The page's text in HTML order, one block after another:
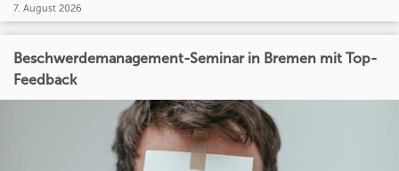
7. August 2026
Beschwerdemanagement-Seminar in Bremen mit Top-
Feedback